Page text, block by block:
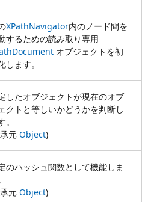
XPathNavigator内のノード間を
するための読み取り専用
オブジェクトを初
します。
したオブジェクトが現在のオブ
クトと等しいかどうかを判断し
。
元 Object)
のハッシュ関数として機能しま
元 Object)